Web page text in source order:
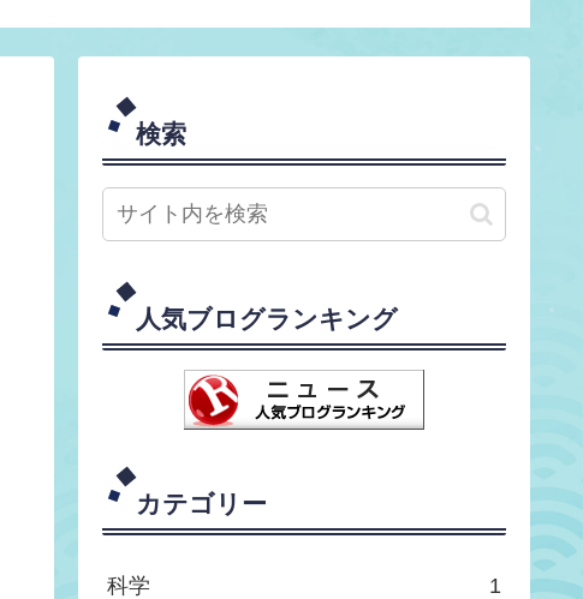
検索
人気ブログランキング
カテゴリー
科学 1